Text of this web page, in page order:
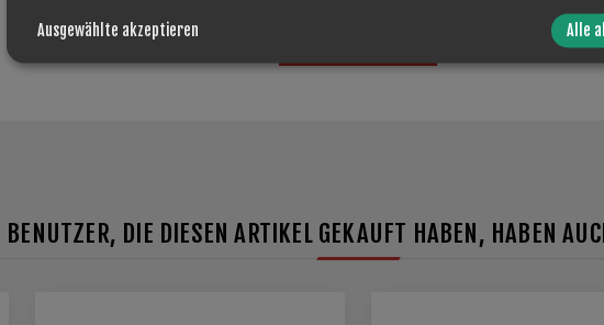
BENUTZER, DIE DIESEN ARTIKEL GEKAUFT HABEN, HABEN
Ausgewählte akzeptieren Alle